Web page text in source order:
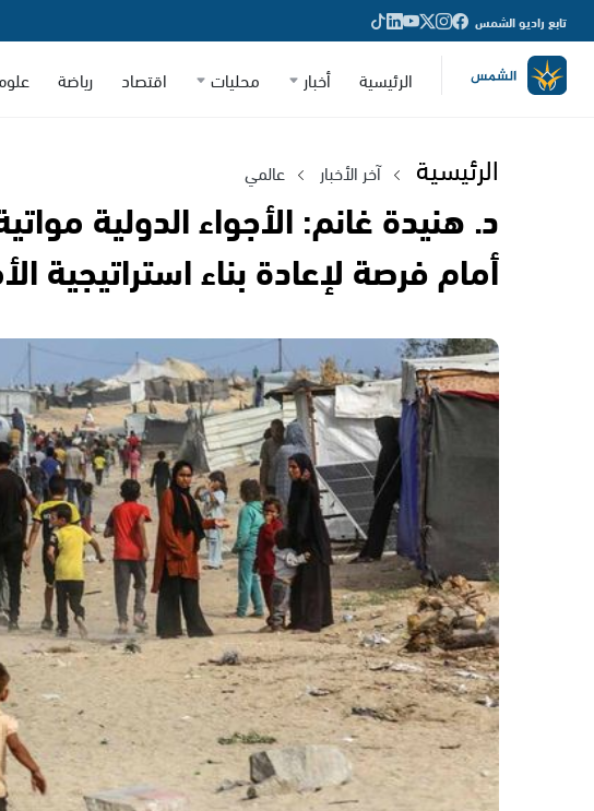
تابع راديو الشمس
الرئيسية أخبار محليات اقتصاد رياضة
الرئيسية آخر الأخبار عالمي
د. هنيدة غانم: الأجواء الدولية
أمام فرصة لإعادة بناء استراتيجية